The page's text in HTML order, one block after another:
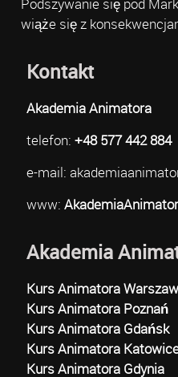
wiąże się z
Kontakt
Akademia Animatora
telefon: +48 577 442 884
e-mail:
www:
Akademia
Kurs Animatora
Kurs Animatora Poznań
Kurs Animatora Gdańsk
Kurs Animatora
Kurs Animatora Gdynia